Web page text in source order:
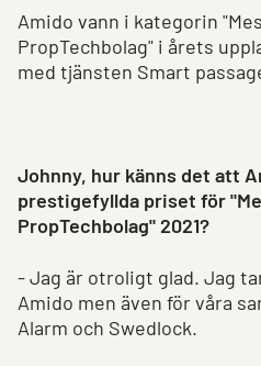
Amido vann i kategorin
PropTechbolag" i årets
med tjänsten Smart
Johnny, hur känns det att
prestigefyllda priset för
PropTechbolag" 2021?
- Jag är otroligt glad. Jag
Amido men även för våra
Alarm och Swedlock.